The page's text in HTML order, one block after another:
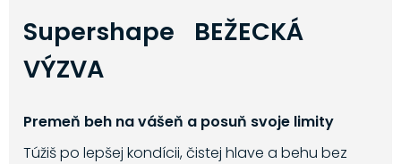
Supershape BEŽECKÁ
VÝZVA
Premeň beh na vášeň a posuň svoje limity
Túžiš po lepšej kondícii, čistej hlave a behu bez